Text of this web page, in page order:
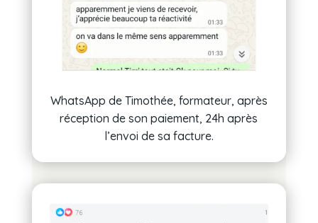
WhatsApp de Timothée, formateur, après
réception de son paiement, 24h après
l’envoi de sa facture.